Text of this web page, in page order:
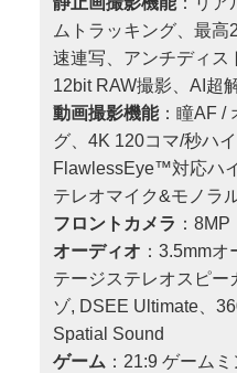
ムトラッキング、最
速連写、アンチディス
12bit RAW撮影、AI超
動画撮影機能：瞳AF /
グ、4K 120コマ/秒ハ
FlawlessEye™対応ハ
テレオマイク&モノラ
フロントカメラ ：8MP
オーディオ ：3.5mm
テージステレオスピー
ゾ, DSEE Ultimate、
Spatial Sound
ゲーム ：21:9 ゲーム